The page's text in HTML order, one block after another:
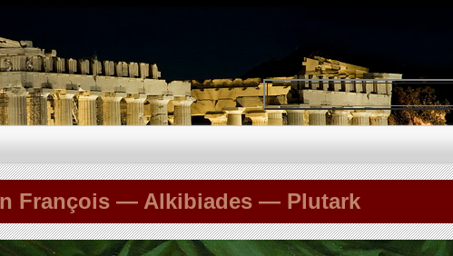
François — Alkibiades — Plutark